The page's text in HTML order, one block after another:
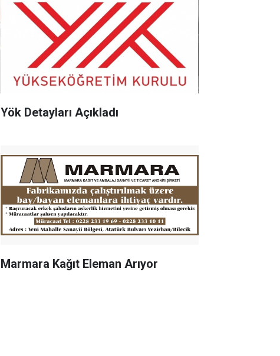
Yök Detayları Açıkladı
Marmara Kağıt Eleman Arıyor